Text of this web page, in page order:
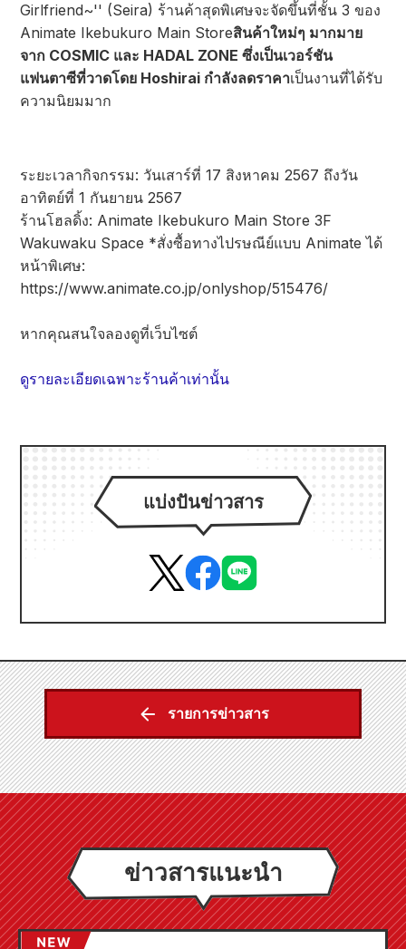
Girlfriend~'' (Seira) ร้านค้าสุดพิเศษจะจัดขึ้นที่ชั้น 3 ของ
Animate Ikebukuro Main Storeสินค้าใหม่ๆ มากมาย
จาก COSMIC และ HADAL ZONE ซึ่งเป็นเวอร์ชัน
แฟนตาซีที่วาดโดย Hoshirai กำลังลดราคาเป็นงานที่ได้รับ
ความนิยมมาก
ระยะเวลากิจกรรม: วันเสาร์ที่ 17 สิงหาคม 2567 ถึงวัน
อาทิตย์ที่ 1 กันยายน 2567
ร้านโฮลดิ้ง: Animate Ikebukuro Main Store 3F
Wakuwaku Space *สั่งซื้อทางไปรษณีย์แบบ Animate ได้
หน้าพิเศษ:
https://www.animate.co.jp/onlyshop/515476/
หากคุณสนใจลองดูที่เว็บไซต์
ดูรายละเอียดเฉพาะร้านค้าเท่านั้น
แบ่งปันข่าวสาร
รายการข่าวสาร
ข่าวสารแนะนำ